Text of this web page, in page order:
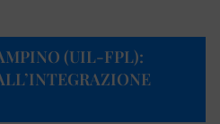
(UIL-FPL):